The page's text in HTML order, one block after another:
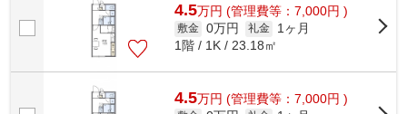
4.5万円 (管理費等：7,000円 )
敷金 0万円 礼金
1ヶ月
1階 / 1K / 23.18㎡
4.5万円 (管理費等：7,000円 )